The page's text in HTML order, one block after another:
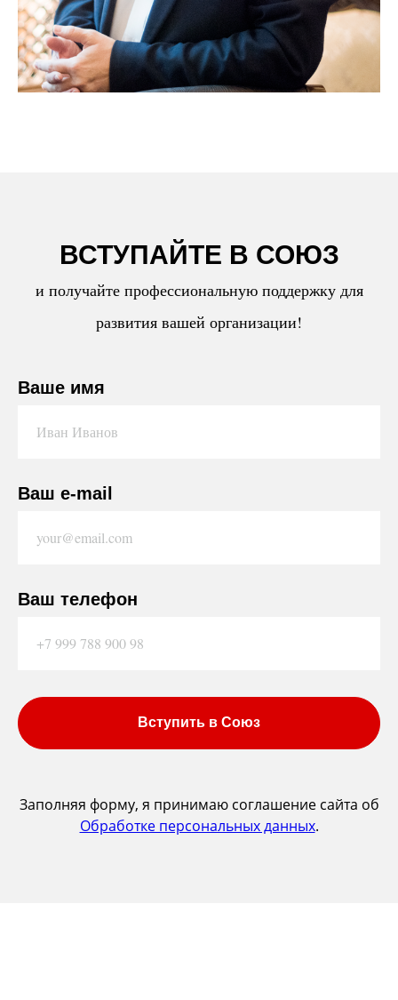
ВСТУПАЙТЕ В СОЮЗ
и получайте профессиональную поддержку для
развития вашей организации!
Ваше имя
Ваш e-mail
Ваш телефон
Вступить в Союз
Заполняя форму, я принимаю соглашение сайта об
Обработке персональных данных.